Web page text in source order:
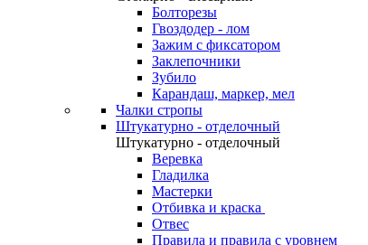
Болторезы
Гвоздодер - лом
Зажим с фиксатором
Заклепочники
Зубило
Карандаш, маркер, мел
Чалки стропы
Штукатурно - отделочный
Штукатурно - отделочный
Веревка
Гладилка
Мастерки
Отбивка и краска
Отвес
Правила и правила с уровнем